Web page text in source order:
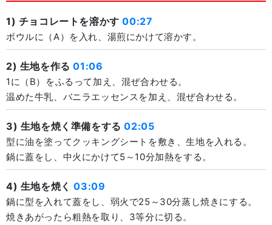
1) チョコレートを溶かす00:27
ボウルに（A）を入れ、湯煎にかけて溶かす。
2) 生地を作る01:06
1に（B）をふるって加え、混ぜ合わせる。
温めた牛乳、バニラエッセンスを加え、混ぜ合わせる。
3) 生地を焼く準備をする02:05
型に油を塗ってクッキングシートを敷き、生地を入れる。
鍋に蓋をし、中火にかけて5～10分加熱をする。
4) 生地を焼く03:09
鍋に型を入れて蓋をし、弱火で25～30分蒸し焼きにする。
焼きあがったら粗熱を取り、3等分に切る。